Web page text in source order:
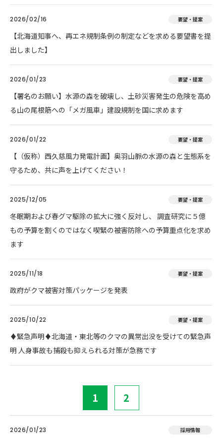
2026/02/16 要望・提案
【北海道知事へ、再エネ規制条例の制定などを求める要望書を提
出しました】
2026/01/23 要望・提案
【署名のお願い】水源の森を破壊し、土砂災害発生の危険を高め
る山の尾根筋への「メガ風車」建設規制を国に求めます
2026/01/22 要望・提案
【（仮称）西久慈風力発電計画】奥羽山脈の水源の森と生態系を
守るため、共に声を上げてください！
2025/12/05 要望・提案
冬眠期および春グマ駆除の拡大に強く反対し、 調査研究に５億
もの予算を割くのではなく喫緊の被害防除への予算重点化を求め
ます
2025/11/18 要望・提案
政府がクマ被害対策パッケージを発表
2025/10/22 要望・提案
♦️緊急声明♦️北海道・東北等のクマの異常出没を受けての緊急声
明 人身事故も捕殺も抑えられる対策が急務です
1 2
2026/01/23 採用情報